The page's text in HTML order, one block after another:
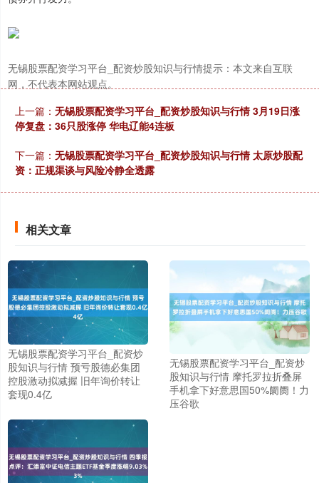
无锡股票配资学习平台_配资炒股知识与行情提示：本文来自互联
网，不代表本网站观点。
上一篇： 无锡股票配资学习平台_配资炒股知识与行情 3月19日涨
停复盘：36只股涨停 华电辽能4连板
下一篇： 无锡股票配资学习平台_配资炒股知识与行情 太原炒股配
资：正规渠谈与风险冷静全透露
相关文章
无锡股票配资学习平台_配资炒
股知识与行情 预亏股德必集团
控股激动拟减握 旧年询价转让
套现0.4亿
无锡股票配资学习平台_配资炒
股知识与行情 摩托罗拉折叠屏
手机拿下好意思国50%阛阓！力
压谷歌